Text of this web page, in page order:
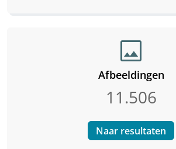
image
Afbeeldingen
11.506
Naar resultaten